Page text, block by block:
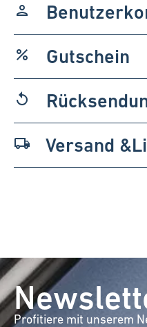
person
percent Gutschein
replay
local_shipping Versand
Profitiere mit unserem